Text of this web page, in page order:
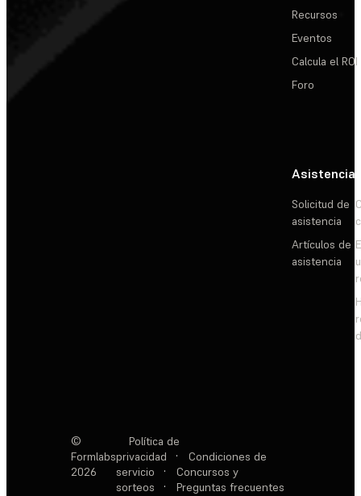
Recursos
Eventos
Calcula el ROI
Foro
Asistencia
Solicitud de
asistencia
Artículos de
asistencia
©
Formlabs
2026
Política de
privacidad
·
Condiciones de
servicio
·
Concursos y
sorteos
· Preguntas frecuentes